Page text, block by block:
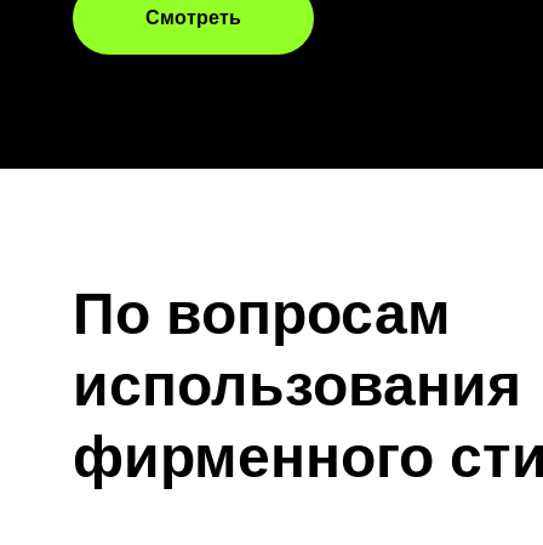
Смотреть
По вопросам
использования
фирменного